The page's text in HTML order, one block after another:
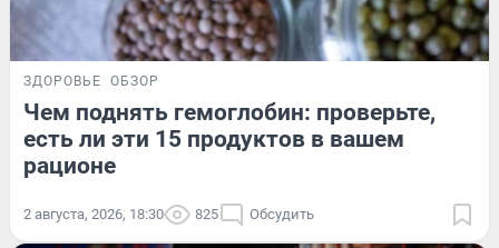
ЗДОРОВЬЕ ОБЗОР
Чем поднять гемоглобин: проверьте,
есть ли эти 15 продуктов в вашем
рационе
2 августа, 2026, 18:30 825 Обсудить